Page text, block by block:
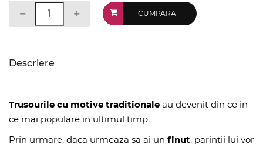
CUMPARA
Descriere
Trusourile cu motive traditionale au devenit din ce in
ce mai populare in ultimul timp.
Prin urmare, daca urmeaza sa ai un finut, parintii lui vor